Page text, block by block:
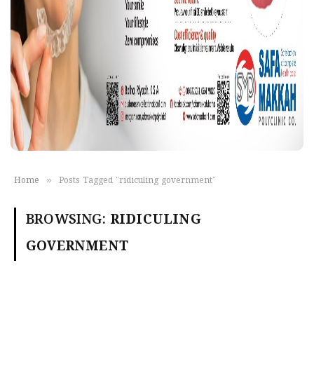
Home » Posts Tagged "ridiculing government"
BROWSING: RIDICULING
GOVERNMENT